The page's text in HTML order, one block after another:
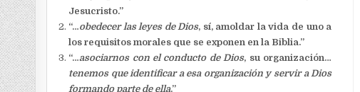
Jesucristo.”
“…obedecer las leyes de Dios, sí, amoldar la vida de uno a
los requisitos morales que se exponen en la Biblia.”
“…asociarnos con el conducto de Dios, su organización…
tenemos que identificar a esa organización y servir a Dios
formando parte de ella.”